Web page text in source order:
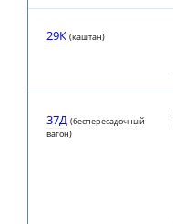
29К (каштан)
37Д (беспересадочный
вагон)